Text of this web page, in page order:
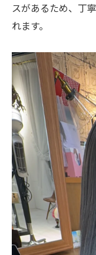
追求
に
美容室が
違い
自分に
ント
美容室
徴
美容室の
メッシュ
ハイライトカ
スがあるため、丁
れます。